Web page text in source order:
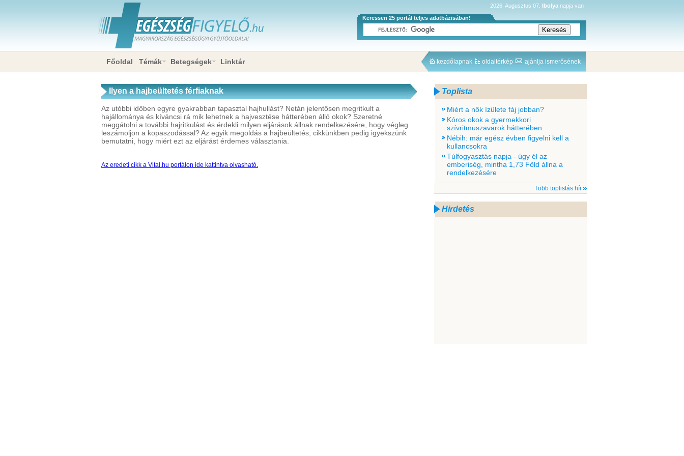
2026. Augusztus 07. Ibolya napja van
Keressen 25 portál teljes adatbázisában!
Főoldal Témák Betegségek Linktár kezdőlapnak oldaltérkép ajánlja ismerősének
Ilyen a hajbeültetés férfiaknak
Az utóbbi időben egyre gyakrabban tapasztal hajhullást? Netán jelentősen megritkult a
hajállománya és kíváncsi rá mik lehetnek a hajvesztése hátterében álló okok? Szeretné
meggátolni a további hajritkulást és érdekli milyen eljárások állnak rendelkezésére, hogy végleg
leszámoljon a kopaszodással? Az egyik megoldás a hajbeültetés, cikkünkben pedig igyekszünk
bemutatni, hogy miért ezt az eljárást érdemes választania.
Az eredeti cikk a Vital.hu portálon ide kattintva olvasható.
Toplista
Miért a nők ízülete fáj jobban?
Kóros okok a gyermekkori
szívritmuszavarok hátterében
Nébih: már egész évben figyelni kell a
kullancsokra
Túlfogyasztás napja - úgy él az
emberiség, mintha 1,73 Föld állna a
rendelkezésére
Több toplistás hír
Hirdetés